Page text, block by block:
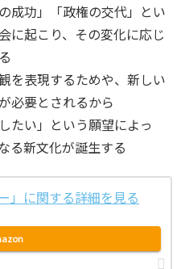
成功」「政権の交代」とい
に起こり、その変化に応じ
を表現するためや、新しい
必要とされるから
たい」という願望によっ
る新文化が誕生する
」に関する詳細を見る